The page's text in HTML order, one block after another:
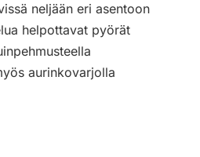
neljään eri asentoon
helpottavat pyörät
aurinkovarjolla